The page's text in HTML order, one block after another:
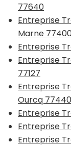
77640
Entreprise
Marne
Entreprise
Entreprise
77127
Entreprise
Ourcq 77440
Entreprise
Entreprise
Entreprise